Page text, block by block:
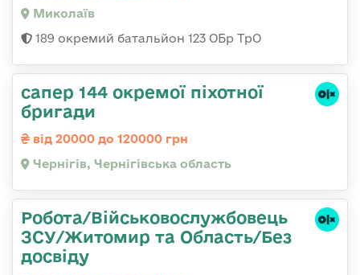
Миколаїв
189 окремий батальйон 123 ОБр ТрО
сапер 144 окремої піхотної
бригади
від 20000 до 120000 грн
Чернігів, Чернігівська область
Робота/Військовослужбовець
ЗСУ/Житомир та Область/Без
досвіду